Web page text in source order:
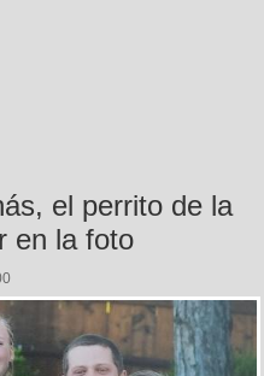
el perrito de la
en la foto